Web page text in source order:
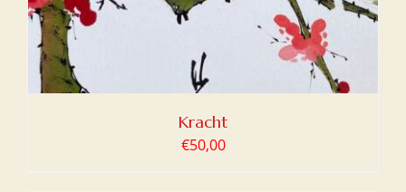
Kracht
€50,00